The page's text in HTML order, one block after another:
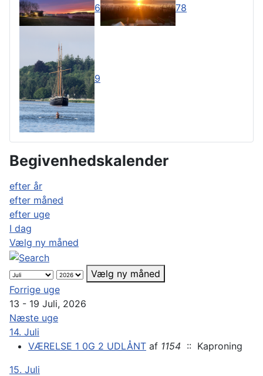
6 78
9
Begivenhedskalender
efter år
efter måned
efter uge
I dag
Vælg ny måned
Vælg ny måned
Forrige uge
13 - 19 Juli, 2026
Næste uge
14. Juli
VÆRELSE 1 0G 2 UDLÅNT af 1154 :: Kaproning
15. Juli